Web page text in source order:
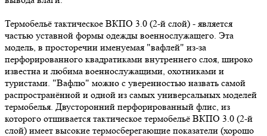
Термобельё тактическое ВКПО 3.0 (2-й слой) - является
частью уставной формы одежды военнослужащего. Эта
модель, в просторечии именуемая "вафлей" из-за
перфорированного квадратиками внутреннего слоя, широко
известна и любима военнослужащими, охотниками и
туристами. "Вафлю" можно с уверенностью назвать самой
распространённой и одной из самых универсальных моделей
термобелья. Двусторонний перфорированный флис, из
которого отшивается тактическое термобельё ВКПО 3.0 (2-й
слой) имеет высокие термосберегающие показатели (хорошо